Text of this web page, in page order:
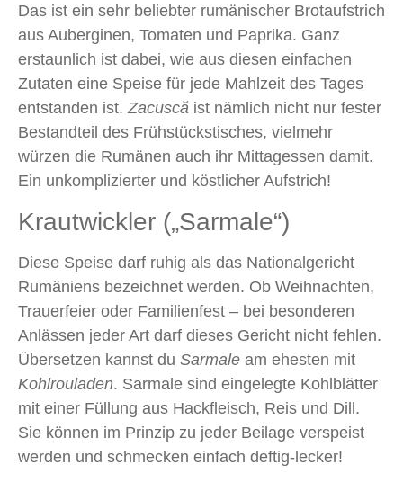
Das ist ein sehr beliebter rumänischer Brotaufstrich
aus Auberginen, Tomaten und Paprika. Ganz
erstaunlich ist dabei, wie aus diesen einfachen
Zutaten eine Speise für jede Mahlzeit des Tages
entstanden ist. Zacuscă ist nämlich nicht nur fester
Bestandteil des Frühstückstisches, vielmehr
würzen die Rumänen auch ihr Mittagessen damit.
Ein unkomplizierter und köstlicher Aufstrich!
Krautwickler („Sarmale“)
Diese Speise darf ruhig als das Nationalgericht
Rumäniens bezeichnet werden. Ob Weihnachten,
Trauerfeier oder Familienfest – bei besonderen
Anlässen jeder Art darf dieses Gericht nicht fehlen.
Übersetzen kannst du Sarmale am ehesten mit
Kohlrouladen. Sarmale sind eingelegte Kohlblätter
mit einer Füllung aus Hackfleisch, Reis und Dill.
Sie können im Prinzip zu jeder Beilage verspeist
werden und schmecken einfach deftig-lecker!